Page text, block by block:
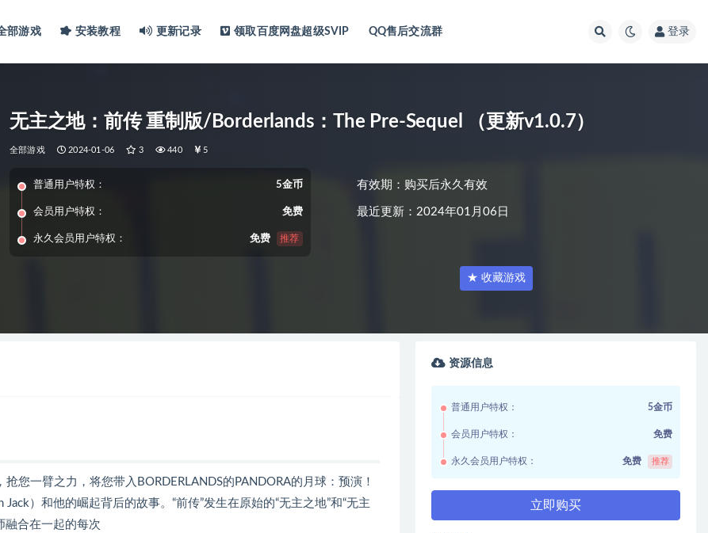
部游戏 安装教程 更新记录 领取百度网盘超级SVIP QQ售后交流群 登录
无主之地：前传 重制版/Borderlands：The Pre-Sequel （更新v1.0.7）
全部游戏 2024-01-06 3 440 5
普通用户特权： 5金币
会员用户特权： 免费
永久会员用户特权： 免费 推荐
有效期：购买后永久有效
最近更新：2024年01月06日
★ 收藏游戏
您一臂之力，将您带入BORDERLANDS的PANDORA的月球：预演！
）和他的崛起背后的故事。“前传”发生在原始的“无主之地”和“无主
融合在一起的每次
资源信息
普通用户特权： 5金币
会员用户特权： 免费
永久会员用户特权： 免费 推荐
立即购买